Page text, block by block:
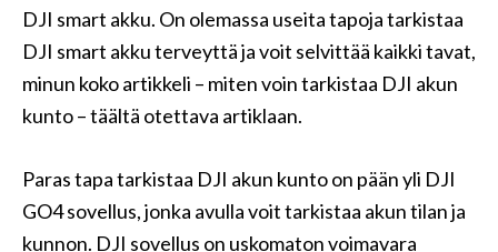
DJI smart akku. On olemassa useita tapoja tarkistaa
DJI smart akku terveyttä ja voit selvittää kaikki tavat,
minun koko artikkeli – miten voin tarkistaa DJI akun
kunto – täältä otettava artiklaan.
Paras tapa tarkistaa DJI akun kunto on pään yli DJI
GO4 sovellus, jonka avulla voit tarkistaa akun tilan ja
kunnon. DJI sovellus on uskomaton voimavara